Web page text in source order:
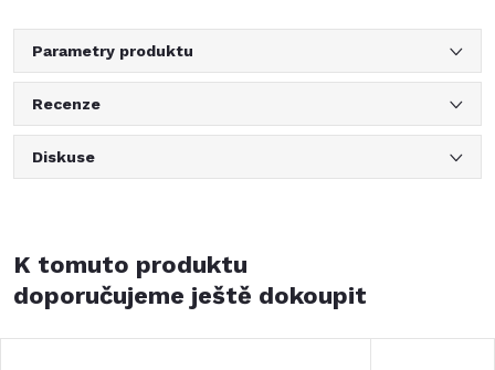
Parametry produktu
Recenze
Diskuse
K tomuto produktu
doporučujeme ještě dokoupit